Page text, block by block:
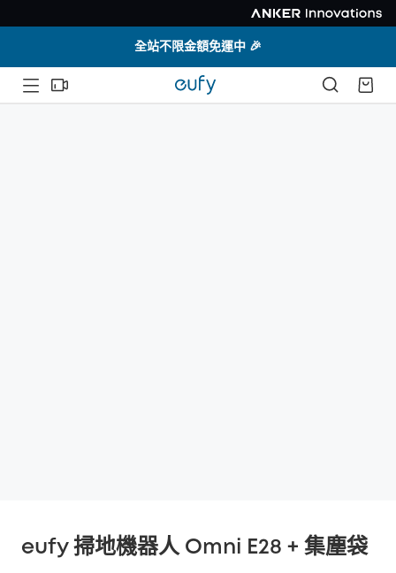
全站不限金額免運中 🎉
eufy 掃地機器人 Omni E28 + 集塵袋